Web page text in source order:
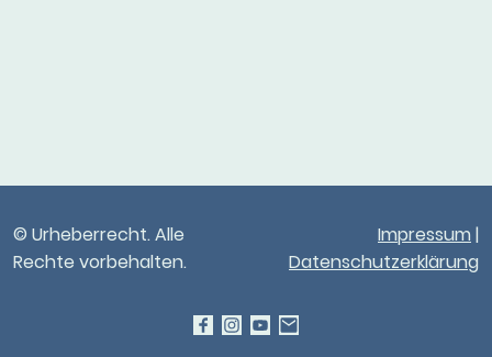
© Urheberrecht. Alle
Rechte vorbehalten.
Impressum |
Datenschutzerklärung